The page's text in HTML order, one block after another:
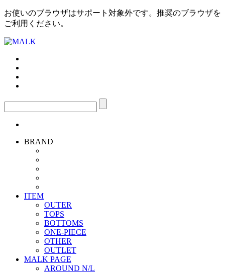
お使いのブラウザはサポート対象外です。推奨のブラウザを
ご利用ください。
BRAND
ITEM
OUTER
TOPS
BOTTOMS
ONE-PIECE
OTHER
OUTLET
MALK PAGE
AROUND N/L